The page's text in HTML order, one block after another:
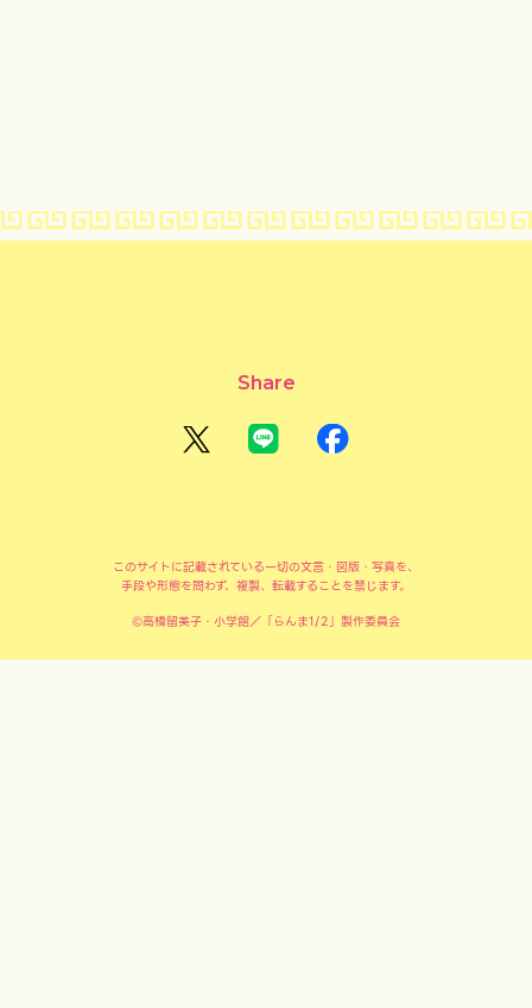
Share
このサイトに記載されている一切の文言・図版・写真を、
手段や形態を問わず、複製、転載することを禁じます。
©高橋留美子・小学館／「らんま1/2」製作委員会